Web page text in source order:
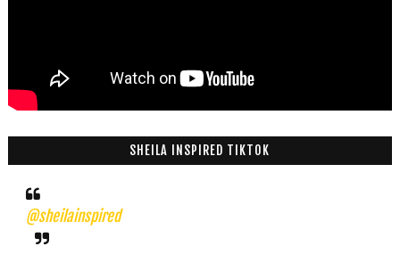
SHEILA INSPIRED TIKTOK
@sheilainspired